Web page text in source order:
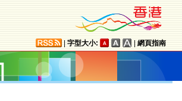
字型大小: 網頁指南